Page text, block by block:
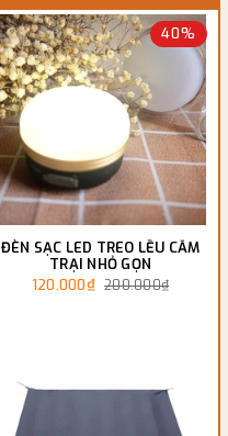
40%
ĐÈN SẠC LED TREO LỀU CẮM
TRẠI NHỎ GỌN
120.000₫ 200.000₫